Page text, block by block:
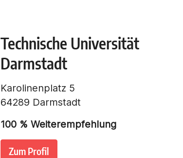
Technische Universität
Darmstadt
Karolinenplatz 5
64289 Darmstadt
100 % Weiterempfehlung
Zum Profil